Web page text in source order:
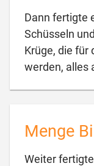
Dann fertigte
Schüsseln
Krüge, die für
werden, alles
Menge
Weiter